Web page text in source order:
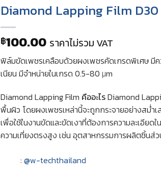
Diamond Lapping Film
฿100.00 ราคาไม่รวม VAT
ฟิล์มขัดเพชรเคลือบด้วยผงเพชรคัดเกรดพิเศษ มี
เนียน มีจำหน่ายในเกรด 0.5-80 μm
Diamond Lapping Film คืออะไรDiamond
พื้นผิว โดยผงเพชรเหล่านี้จะถูกกระจายอย่างสม่
เพื่อใช้ในงานขัดและขัดเงาที่ต้องการความละเอีย
ความเที่ยงตรงสูง เช่น อุตสาหกรรมการผลิตชิ้น
:@w-techthailand